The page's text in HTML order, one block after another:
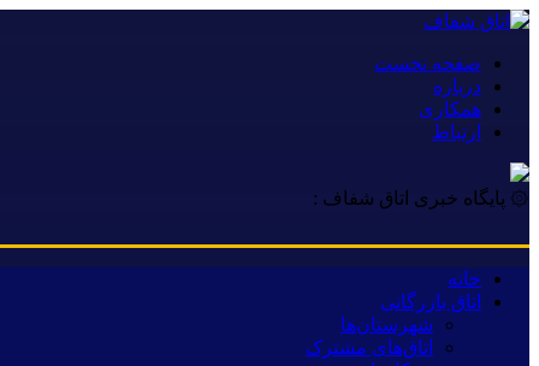
صفحه نخست
درباره
همکاری
ارتباط
۞ پایگاه خبری اتاق شفاف :
خانه
اتاق بازرگانی
شهرستان‌ها
اتاق‌های مشترک